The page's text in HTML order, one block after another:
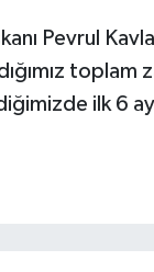
Pevrul
toplam
ilk 6